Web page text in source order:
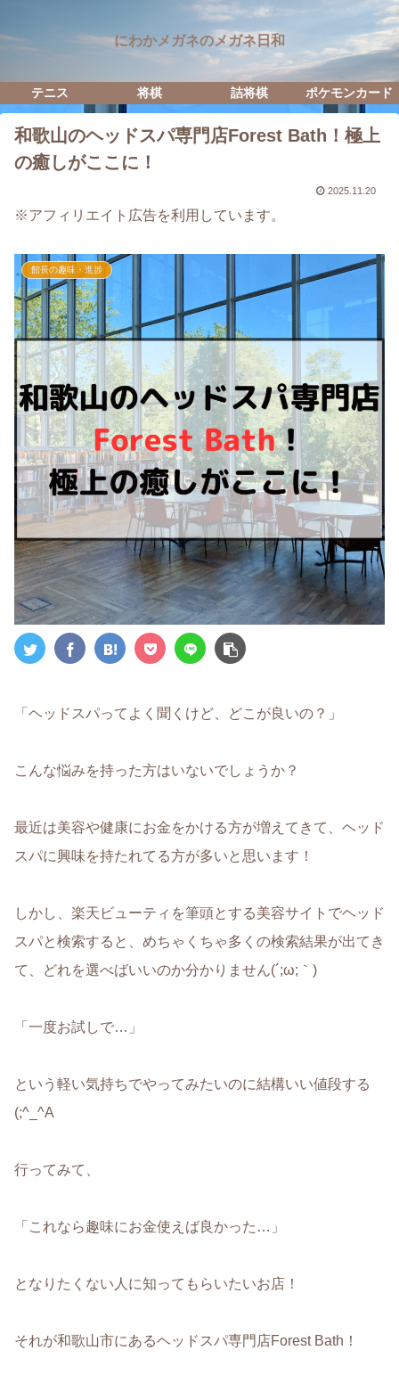
にわかメガネのメガネ日和
テニス 将棋 詰将棋 ポケモンカード
和歌山のヘッドスパ専門店Forest Bath！極上
の癒しがここに！
2025.11.20
※アフィリエイト広告を利用しています。
館長の趣味・進捗
「ヘッドスパってよく聞くけど、どこが良いの？」
こんな悩みを持った方はいないでしょうか？
最近は美容や健康にお金をかける方が増えてきて、ヘッド
スパに興味を持たれてる方が多いと思います！
しかし、楽天ビューティを筆頭とする美容サイトでヘッド
スパと検索すると、めちゃくちゃ多くの検索結果が出てき
て、どれを選べばいいのか分かりません(´;ω;｀)
「一度お試しで…」
という軽い気持ちでやってみたいのに結構いい値段する
(;^_^A
行ってみて、
「これなら趣味にお金使えば良かった…」
となりたくない人に知ってもらいたいお店！
それが和歌山市にあるヘッドスパ専門店Forest Bath！